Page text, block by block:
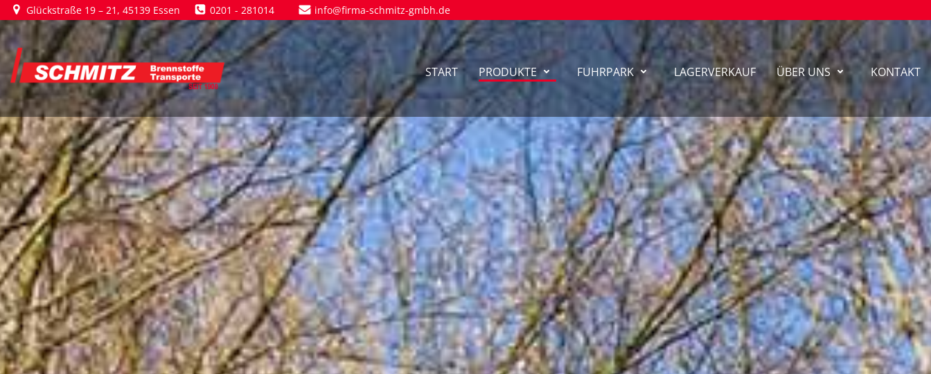
Zum
Inhalt
springen
Glückstraße 19 – 21, 45139 Essen 0201 - 281014 info@firma-schmitz-gmbh.de
START PRODUKTE FUHRPARK LAGERVERKAUF ÜBER UNS KONTAKT